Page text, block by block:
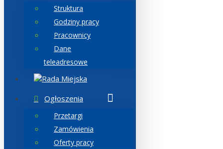
Struktura
Godziny pracy
Pracownicy
Dane
teleadresowe
Rada Miejska
Ogłoszenia
Przetargi
Zamówienia
Oferty pracy